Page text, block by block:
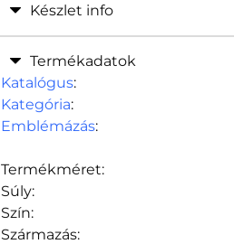
Készlet info
Termékadatok
Katalógus:
Kategória:
Emblémázás:
Termékméret:
Súly:
Szín:
Származás: